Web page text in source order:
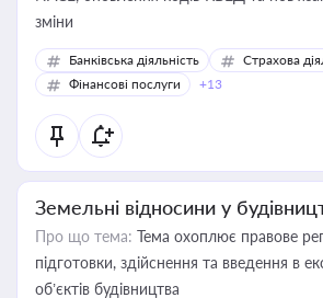
зміни
Банківська діяльність
Страхова
Фінансові послуги
+13
Земельні відносини у
Про що тема: Тема охоплює правове
підготовки, здійснення та введення в
об’єктів будівництва